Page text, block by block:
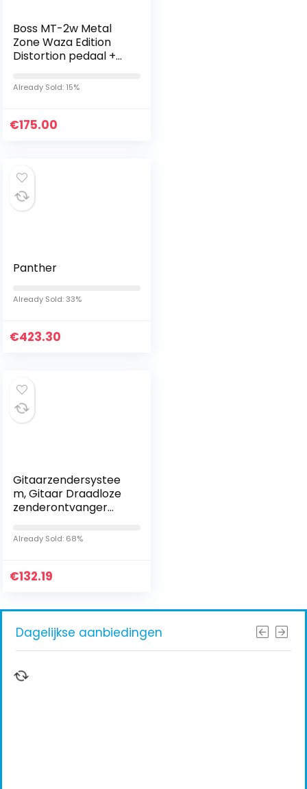
Boss MT-2w Metal
Zone Waza Edition
Distortion pedaal +
voeding
Already Sold: 15%
€175.00
Panther
Already Sold: 33%
€423.30
Gitaarzendersystee
m, Gitaar Draadloze
zenderontvanger
en stabiele
frequentievervormin
Already Sold: 68%
€132.19
Dagelijkse aanbiedingen